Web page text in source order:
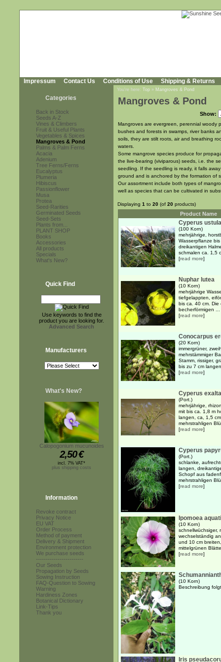
Impressum Contact Us Conditions of Use Shipping & Returns
Categories
Back in Stock
Seeds A-Z
Vines & Climbers
Fruit & Useful Plants
Vegetables & Spices
Mangroves & Pond
Palms & Palm Ferns
Acacia
Adenium
Tree Ferns/Ferns
Eucalyptus
Plumeria
Hibiscus
Passionflower
Musa
Protea
Seed-Rarities
Germinated Seeds
Seed-Sets
Plants from...
PLANT SHOP
Books
Accessories
All products
Specials
What's New?
Quick Find
Use keywords to find the
product you are looking for.
Advanced Search
Manufacturers
What's New?
Calopogonium mucunoides
2,50€
incl. 7% VAT*
plus shipping costs
Information
Revoke contract
Privacy Notice
EU VAT
Order Process
Method of payment
Delivery & Shipment
Environment protection
We purchase seeds
------------------------
Our Seeds
Propagation by Seeds
Sowing Instruction
FAQ-Question to Sowing
Warning
Hardiness Zones
Botanical Dictionary
Link-Tips
Thank you
You're here: Top » Mangroves & Pond
Mangroves & Pond
Show:
Mangroves are evergreen, perennial woody
bushes and forests in swamps, river banks
soils, they are stilt roots, air and breathing
waters.
Some mangrove species produce for
the live-bearing (viviparous) seeds, i.e. the
seedling. If the seedling is ready, it falls
ground and is anchored by the formation of
Our assortment include both types of
well as species that can be cultivated in
Displaying 1 to 20 (of 20 products)
Product Name
Cyperus
(100 Korn)
mehrjährige,
Wasserpflanze
dreikantigen
schmalen ca. 1,5
[read more]
Nuphar lutea
(10 Korn)
mehrjährige
tiefgelappten,
bis ca. 40 cm.
becherförmigen ...
[read more]
Conocarpus
(20 Korn)
immergrüner,
mehrstämmiger
Stamm, rissiger,
bis zu 7 cm
[read more]
Cyperus
(Port.)
mehrjährige,
mit bis ca. 1,8 m
langen, ca, 1,5
mehrstrahligen
[read more]
Cyperus
(Port.)
schlanke,
langen,
Schopf aus
mehrstrahligen
[read more]
Ipomoea
(10 Korn)
schnellwüchsiger,
wechselständig
und 10 cm
mittelgrünen
[read more]
(10 Korn)
Beschreibung
Iris